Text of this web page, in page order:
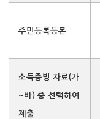
주민등록등본
소득증빙 자료(가
~바) 중 선택하여
제출